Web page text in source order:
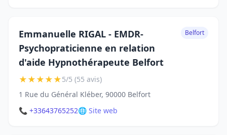
Emmanuelle RIGAL - EMDR-
Psychopraticienne en relation
d'aide Hypnothérapeute Belfort
Belfort
★★★★★5/5 (55 avis)
1 Rue du Général Kléber, 90000 Belfort
📞 +33643765252🌐 Site web